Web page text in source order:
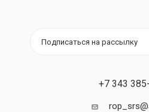
Подписаться на рассылку
+7 343